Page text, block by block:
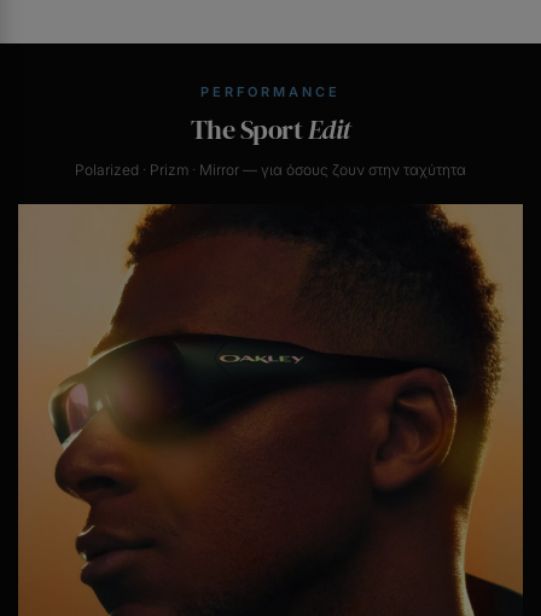
PERFORMANCE
The SportEdit
Polarized · Prizm · Mirror — για όσους ζουν στην ταχύτητα